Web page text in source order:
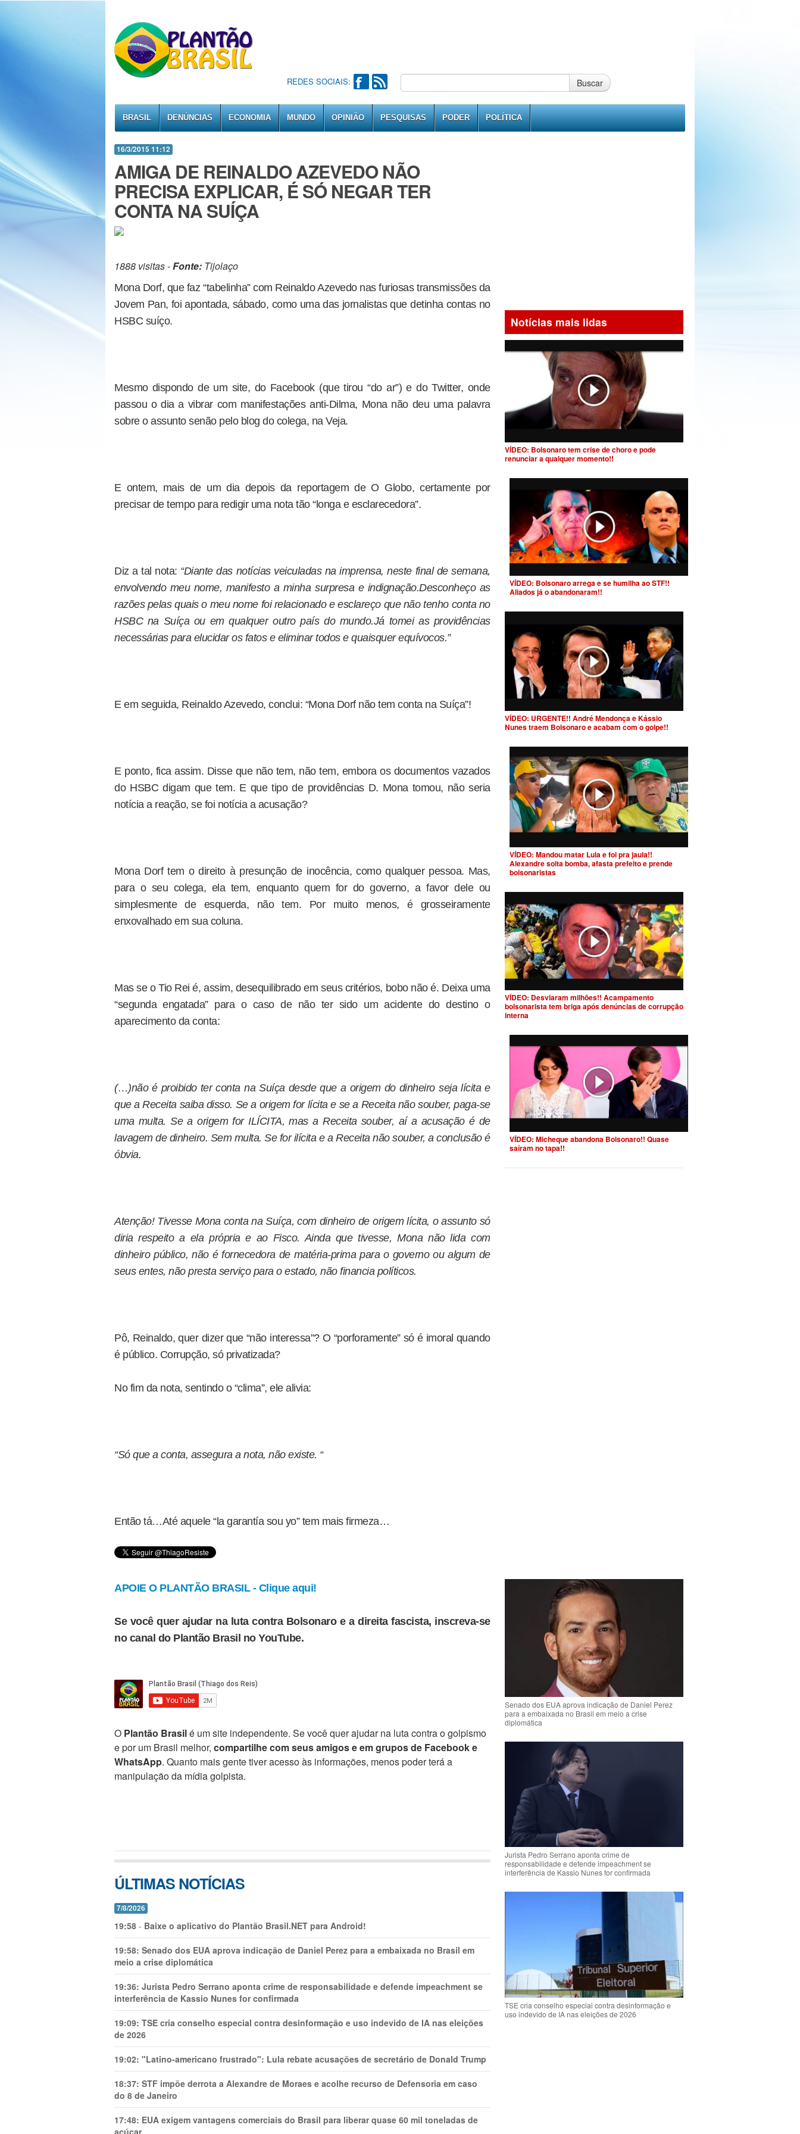
REDES SOCIAIS: Buscar
BRASIL DENÚNCIAS ECONOMIA MUNDO OPINIÃO PESQUISAS PODER POLÍTICA
16/3/2015 11:12
AMIGA DE REINALDO AZEVEDO NÃO
PRECISA EXPLICAR, É SÓ NEGAR TER
CONTA NA SUÍÇA
1888 visitas -Fonte: Tijolaço
Mona Dorf, que faz “tabelinha” com Reinaldo Azevedo nas furiosas transmissões da
Jovem Pan, foi apontada, sábado, como uma das jornalistas que detinha contas no
HSBC suíço.
Mesmo dispondo de um site, do Facebook (que tirou “do ar”) e do Twitter, onde
passou o dia a vibrar com manifestações anti-Dilma, Mona não deu uma palavra
sobre o assunto senão pelo blog do colega, na Veja.
E ontem, mais de um dia depois da reportagem de O Globo, certamente por
precisar de tempo para redigir uma nota tão “longa e esclarecedora”.
Diz a tal nota: “Diante das notícias veiculadas na imprensa, neste final de semana,
envolvendo meu nome, manifesto a minha surpresa e indignação.Desconheço as
razões pelas quais o meu nome foi relacionado e esclareço que não tenho conta no
HSBC na Suíça ou em qualquer outro país do mundo.Já tomei as providências
necessárias para elucidar os fatos e eliminar todos e quaisquer equívocos.”
E em seguida, Reinaldo Azevedo, conclui: “Mona Dorf não tem conta na Suíça”!
E ponto, fica assim. Disse que não tem, não tem, embora os documentos vazados
do HSBC digam que tem. E que tipo de providências D. Mona tomou, não seria
notícia a reação, se foi notícia a acusação?
Mona Dorf tem o direito à presunção de inocência, como qualquer pessoa. Mas,
para o seu colega, ela tem, enquanto quem for do governo, a favor dele ou
simplesmente de esquerda, não tem. Por muito menos, é grosseiramente
enxovalhado em sua coluna.
Mas se o Tio Rei é, assim, desequilibrado em seus critérios, bobo não é. Deixa uma
“segunda engatada” para o caso de não ter sido um acidente do destino o
aparecimento da conta:
(…)não é proibido ter conta na Suíça desde que a origem do dinheiro seja lícita e
que a Receita saiba disso. Se a origem for lícita e se a Receita não souber, paga-se
uma multa. Se a origem for ILÍCITA, mas a Receita souber, aí a acusação é de
lavagem de dinheiro. Sem multa. Se for ilícita e a Receita não souber, a conclusão é
óbvia.
Atenção! Tivesse Mona conta na Suíça, com dinheiro de origem lícita, o assunto só
diria respeito a ela própria e ao Fisco. Ainda que tivesse, Mona não lida com
dinheiro público, não é fornecedora de matéria-prima para o governo ou algum de
seus entes, não presta serviço para o estado, não financia políticos.
Pô, Reinaldo, quer dizer que “não interessa”? O “porforamente” só é imoral quando
é público. Corrupção, só privatizada?
No fim da nota, sentindo o “clima”, ele alivia:
“Só que a conta, assegura a nota, não existe. “
Então tá…Até aquele “la garantía sou yo” tem mais firmeza…
APOIE O PLANTÃO BRASIL - Clique aqui!
Se você quer ajudar na luta contra Bolsonaro e a direita fascista, inscreva-se
no canal do Plantão Brasil no YouTube.
O Plantão Brasilé um site independente. Se você quer ajudar na luta contra o golpismo
e por um Brasil melhor, compartilhe com seus amigos e em grupos de Facebook e
WhatsApp. Quanto mais gente tiver acesso às informações, menos poder terá a
manipulação da mídia golpista.
ÚLTIMAS NOTÍCIAS
7/8/2026
19:58 - Baixe o aplicativo do Plantão Brasil.NET para Android!
19:58: Senado dos EUA aprova indicação de Daniel Perez para a embaixada no Brasil em
meio a crise diplomática
19:36: Jurista Pedro Serrano aponta crime de responsabilidade e defende impeachment se
interferência de Kassio Nunes for confirmada
19:09: TSE cria conselho especial contra desinformação e uso indevido de IA nas eleições
de 2026
19:02: "Latino-americano frustrado": Lula rebate acusações de secretário de Donald Trump
18:37: STF impõe derrota a Alexandre de Moraes e acolhe recurso de Defensoria em caso
do 8 de Janeiro
17:48: EUA exigem vantagens comerciais do Brasil para liberar quase 60 mil toneladas de
açúcar
Notícias mais lidas
VÍDEO: Bolsonaro tem crise de choro e pode
renunciar a qualquer momento!!
VÍDEO: Bolsonaro arrega e se humilha ao STF!!
Aliados já o abandonaram!!
VÍDEO: URGENTE!! André Mendonça e Kássio
Nunes traem Bolsonaro e acabam com o golpe!!
VÍDEO: Mandou matar Lula e foi pra jaula!!
Alexandre solta bomba, afasta prefeito e prende
bolsonaristas
VÍDEO: Desviaram milhões!! Acampamento
bolsonarista tem briga após denúncias de corrupção
interna
VÍDEO: Micheque abandona Bolsonaro!! Quase
saíram no tapa!!
Senado dos EUA aprova indicação de Daniel Perez
para a embaixada no Brasil em meio a crise
diplomática
Jurista Pedro Serrano aponta crime de
responsabilidade e defende impeachment se
interferência de Kassio Nunes for confirmada
TSE cria conselho especial contra desinformação e
uso indevido de IA nas eleições de 2026